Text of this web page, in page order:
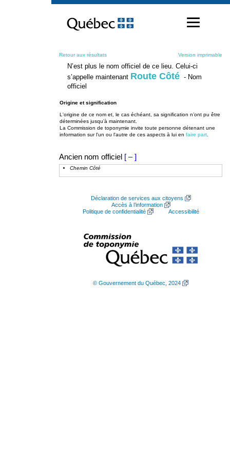
contenu
Retour aux résultats Version imprimable
N’est plus le nom officiel de ce lieu. Celui-ci
s’appelle maintenant Route Côté - Nom
officiel
Origine et signification
L'origine de ce nom et, le cas échéant, sa signification n’ont pu être
déterminées jusqu’à maintenant.
La Commission de toponymie invite toute personne détenant une
information sur l'un ou l'autre de ces aspects à lui en faire part
Ancien nom officiel [ – ]
Chemin Côté
Déclaration de services aux citoyens
Accès à l’information
Politique de confidentialité
Accessibilité
© Gouvernement du Québec, 2024